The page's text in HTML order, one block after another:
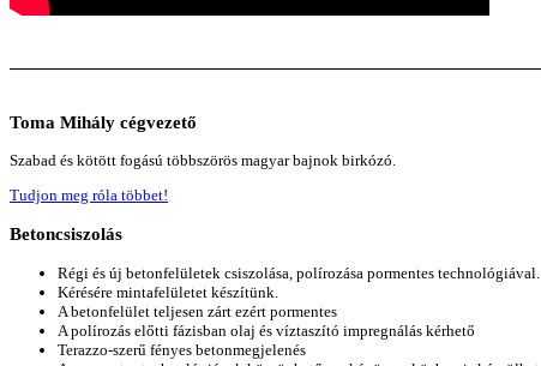
Toma Mihály cégvezető
Szabad és kötött fogású többszörös magyar bajnok birkózó.
Tudjon meg róla többet!
Betoncsiszolás
Régi és új betonfelületek csiszolása, polírozása pormentes technológiával.
Kérésére mintafelületet készítünk.
A betonfelület teljesen zárt ezért pormentes
A polírozás előtti fázisban olaj és víztaszító impregnálás kérhető
Terazzo-szerű fényes betonmegjelenés